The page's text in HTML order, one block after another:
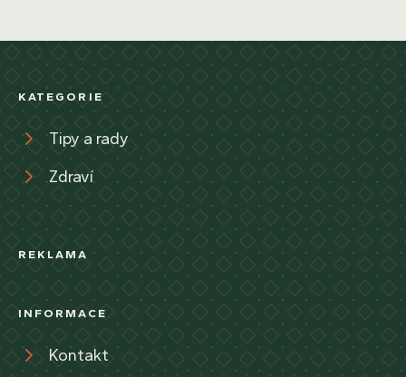
KATEGORIE
Tipy a rady
Zdraví
REKLAMA
INFORMACE
Kontakt